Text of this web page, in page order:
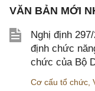
VĂN BẢN MỚI
Nghị định
định chức
chức của Bộ
Cơ cấu tổ chức